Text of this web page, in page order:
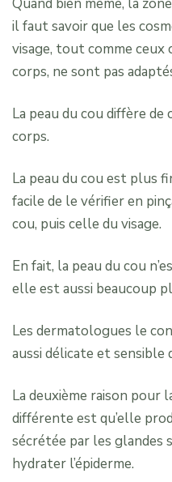
il faut savoir que les
visage, tout comme ceux
corps, ne sont pas
La peau du cou diffère
corps.
La peau du cou est plus
facile de le vérifier en
cou, puis celle du visage.
En fait, la peau du cou
elle est aussi beaucoup
Les dermatologues le
aussi délicate et sensible
La deuxième raison pour
différente est qu’elle
sécrétée par les glandes
hydrater l’épiderme.